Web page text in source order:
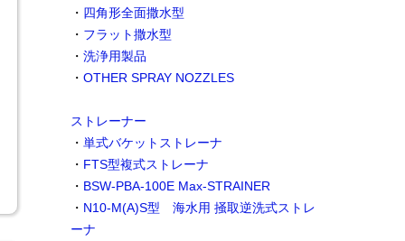
・ 四角形全面撒水型
・ フラット撒水型
・ 洗浄用製品
・ OTHER SPRAY NOZZLES
ストレーナー
・ 単式バケットストレーナ
・ FTS型複式ストレーナ
・ BSW-PBA-100E Max-STRAINER
・ N10-M(A)S型 海水用 掻取逆洗式ストレ
ーナ